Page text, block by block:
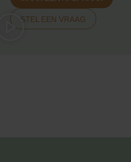
STEL EEN VRAAG